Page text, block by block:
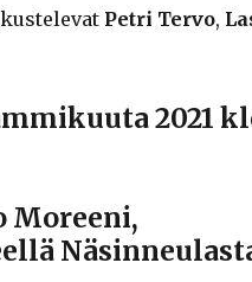
Petri Tervo,
2021
Moreeni,